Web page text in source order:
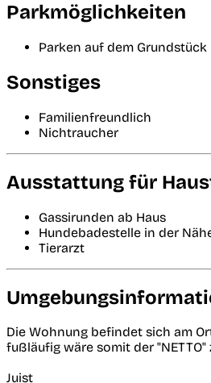
Parkmöglichkeiten
Parken auf dem Grundstück
Sonstiges
Familienfreundlich
Nichtraucher
Ausstattung für
Gassirunden ab Haus
Hundebadestelle in der
Tierarzt
Die Wohnung befindet sich am
fußläufig wäre somit der "NETTO"
Juist